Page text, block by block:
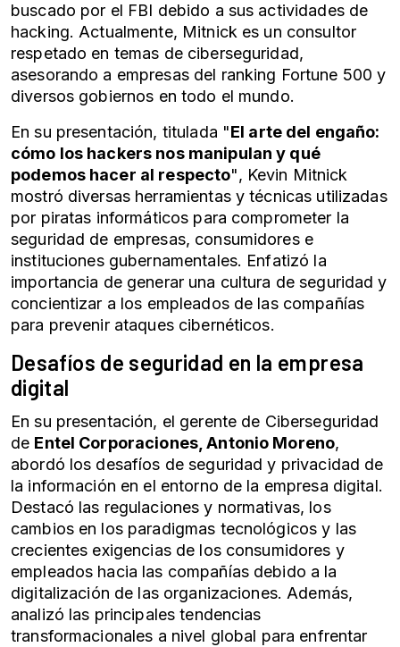
buscado por el FBI debido a sus actividades de
hacking. Actualmente, Mitnick es un consultor
respetado en temas de ciberseguridad,
asesorando a empresas del ranking Fortune 500 y
diversos gobiernos en todo el mundo.
En su presentación, titulada "El arte del engaño:
cómo los hackers nos manipulan y qué
podemos hacer al respecto", Kevin Mitnick
mostró diversas herramientas y técnicas utilizadas
por piratas informáticos para comprometer la
seguridad de empresas, consumidores e
instituciones gubernamentales. Enfatizó la
importancia de generar una cultura de seguridad y
concientizar a los empleados de las compañías
para prevenir ataques cibernéticos.
Desafíos de seguridad en la empresa
digital
En su presentación, el gerente de Ciberseguridad
de Entel Corporaciones, Antonio Moreno,
abordó los desafíos de seguridad y privacidad de
la información en el entorno de la empresa digital.
Destacó las regulaciones y normativas, los
cambios en los paradigmas tecnológicos y las
crecientes exigencias de los consumidores y
empleados hacia las compañías debido a la
digitalización de las organizaciones. Además,
analizó las principales tendencias
transformacionales a nivel global para enfrentar